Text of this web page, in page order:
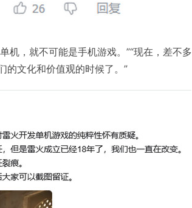
机，就不可能是手机游戏。”“现在，差不多
的文化和价值观的时候了。”